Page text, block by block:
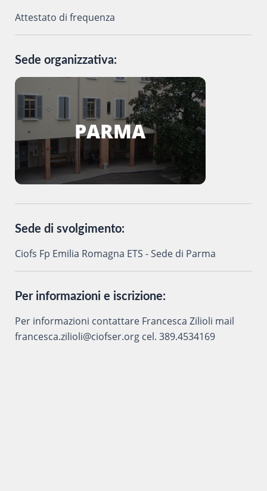
Attestato di frequenza
Sede organizzativa:
PARMA
Sede di svolgimento:
Ciofs Fp Emilia Romagna ETS - Sede di Parma
Per informazioni e iscrizione:
Per informazioni contattare Francesca Zilioli mail
francesca.zilioli@ciofser.org cel. 389.4534169